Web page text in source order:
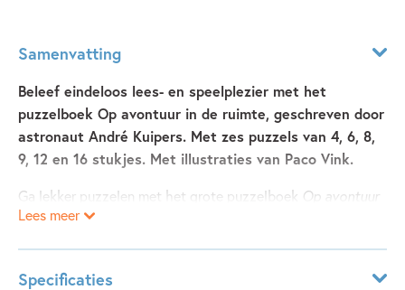
Samenvatting
Beleef eindeloos lees- en speelplezier met het
puzzelboek Op avontuur in de ruimte, geschreven door
astronaut André Kuipers. Met zes puzzels van 4, 6, 8,
9, 12 en 16 stukjes. Met illustraties van Paco Vink.
Ga lekker puzzelen met het grote puzzelboek Op avontuur
in de ruimte, geschreven door astronaut André Kuipers. De
Lees de korte verhalen en maak de bijpassende puzzels,
Lees meer
Specificaties